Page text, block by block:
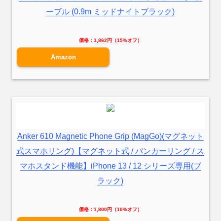
ーブル (0.9m ミッドナイトブラック)
価格：1,862円（15%オフ）
Amazon
Anker 610 Magnetic Phone Grip (MagGo)(マグネット
式スマホリング)【マグネット式 / バンカーリング / ス
マホスタンド機能】iPhone 13 / 12 シリーズ専用(ブ
ラック)
価格：1,800円（10%オフ）